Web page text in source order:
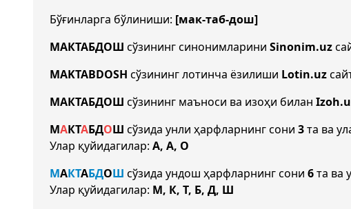
Бўғинларга бўлиниши: [мак-таб-дош]
МАКТАБДОШ сўзининг синонимларини Sinonim.uz
MAKTABDOSH сўзининг лотинча ёзилиши Lotin.uz
МАКТАБДОШ сўзининг маъноси ва изоҳи билан
МАКТАБДОШ сўзида унли ҳарфларнинг сони 3та ва
Улар қуйидагилар: А, А, О
МАКТАБДОШ сўзида ундош ҳарфларнинг сони 6та ва
Улар қуйидагилар: М, К, Т, Б, Д, Ш